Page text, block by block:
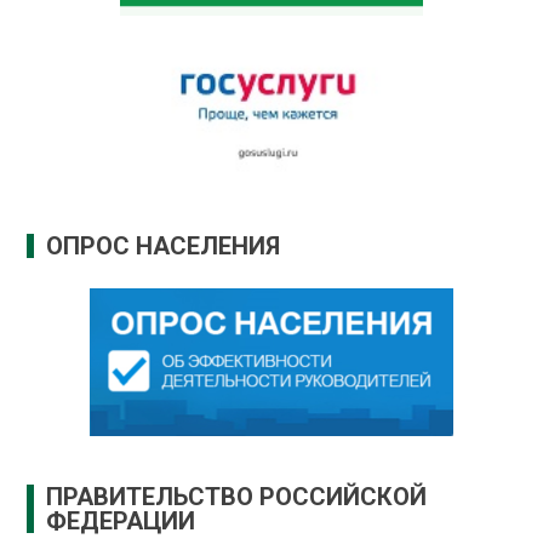
ОПРОС НАСЕЛЕНИЯ
ПРАВИТЕЛЬСТВО РОССИЙСКОЙ
ФЕДЕРАЦИИ